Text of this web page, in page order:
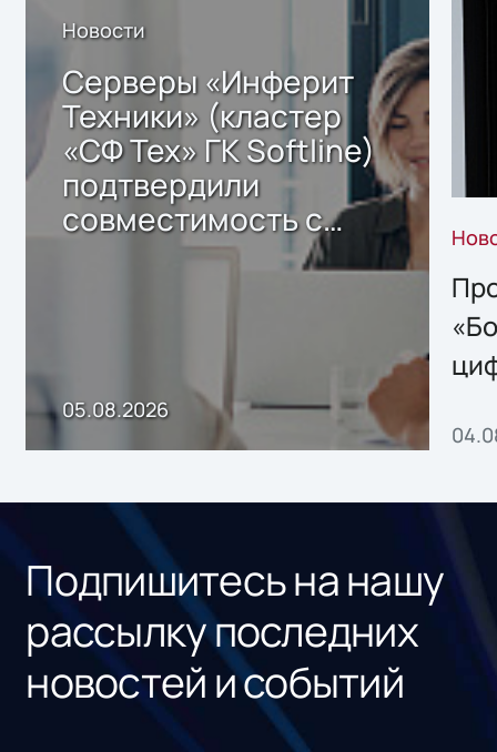
Новости
Серверы «Инферит
Техники» (кластер
«СФ Тех» ГК Softline)
подтвердили
совместимость с
решением Sharx
05.08.2026
Подпишитесь на нашу
рассылку последних
новостей и событий